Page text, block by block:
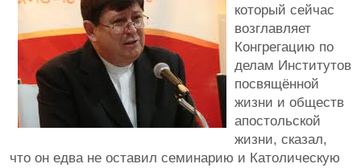
который сейчас
возглавляет
Конгрегацию по
делам Институтов
посвящённой
жизни и обществ
апостольской
жизни, сказал,
что он едва не оставил семинарию и Католическую